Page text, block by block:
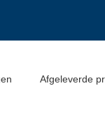
Afgeleverde